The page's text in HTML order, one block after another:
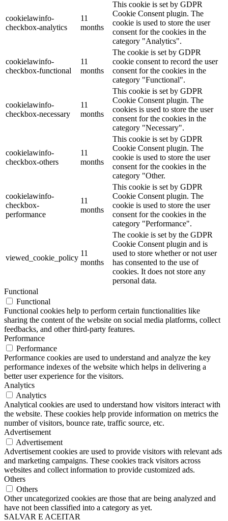
cookielawinfo-
checkbox-analytics
11
months
This cookie is set by GDPR
Cookie Consent plugin. The
cookie is used to store the user
consent for the cookies in the
category "Analytics".
cookielawinfo-
checkbox-functional
11
months
The cookie is set by GDPR
cookie consent to record the user
consent for the cookies in the
category "Functional".
cookielawinfo-
checkbox-necessary
11
months
This cookie is set by GDPR
Cookie Consent plugin. The
cookies is used to store the user
consent for the cookies in the
category "Necessary".
cookielawinfo-
checkbox-others
11
months
This cookie is set by GDPR
Cookie Consent plugin. The
cookie is used to store the user
consent for the cookies in the
category "Other.
cookielawinfo-
checkbox-
performance
11
months
This cookie is set by GDPR
Cookie Consent plugin. The
cookie is used to store the user
consent for the cookies in the
category "Performance".
viewed_cookie_policy
11
months
The cookie is set by the GDPR
Cookie Consent plugin and is
used to store whether or not user
has consented to the use of
cookies. It does not store any
personal data.
Functional
Functional
Functional cookies help to perform certain functionalities like
sharing the content of the website on social media platforms, collect
feedbacks, and other third-party features.
Performance
Performance
Performance cookies are used to understand and analyze the key
performance indexes of the website which helps in delivering a
better user experience for the visitors.
Analytics
Analytics
Analytical cookies are used to understand how visitors interact with
the website. These cookies help provide information on metrics the
number of visitors, bounce rate, traffic source, etc.
Advertisement
Advertisement
Advertisement cookies are used to provide visitors with relevant ads
and marketing campaigns. These cookies track visitors across
websites and collect information to provide customized ads.
Others
Others
Other uncategorized cookies are those that are being analyzed and
have not been classified into a category as yet.
SALVAR E ACEITAR